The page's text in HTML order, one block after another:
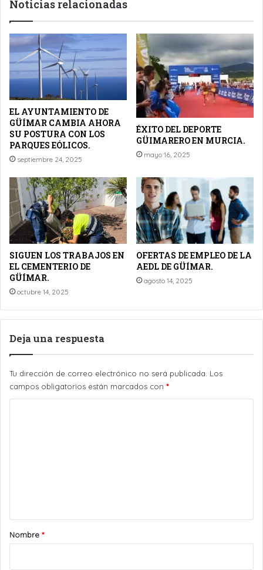
Noticias relacionadas
EL AYUNTAMIENTO DE
GÜÍMAR CAMBIA AHORA
SU POSTURA CON LOS
PARQUES EÓLICOS.
septiembre 24, 2025
ÉXITO DEL DEPORTE
GÜIMARERO EN MURCIA.
mayo 16, 2025
SIGUEN LOS TRABAJOS EN
EL CEMENTERIO DE
GÜÍMAR.
octubre 14, 2025
OFERTAS DE EMPLEO DE LA
AEDL DE GÜÍMAR.
agosto 14, 2025
Deja una respuesta
Tu dirección de correo electrónico no será publicada. Los
campos obligatorios están marcados con *
rNombre *